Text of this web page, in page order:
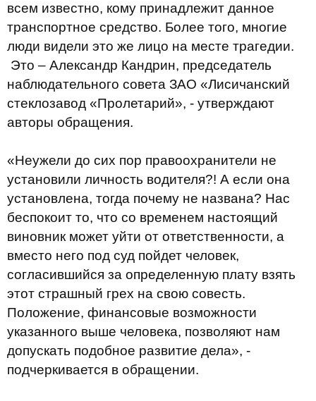
всем известно, кому принадлежит данное
транспортное средство. Более того, многие
люди видели это же лицо на месте трагедии.
Это – Александр Кандрин, председатель
наблюдательного совета ЗАО «Лисичанский
стеклозавод «Пролетарий», - утверждают
авторы обращения.
«Неужели до сих пор правоохранители не
установили личность водителя?! А если она
установлена, тогда почему не названа? Нас
беспокоит то, что со временем настоящий
виновник может уйти от ответственности, а
вместо него под суд пойдет человек,
согласившийся за определенную плату взять
этот страшный грех на свою совесть.
Положение, финансовые возможности
указанного выше человека, позволяют нам
допускать подобное развитие дела», -
подчеркивается в обращении.